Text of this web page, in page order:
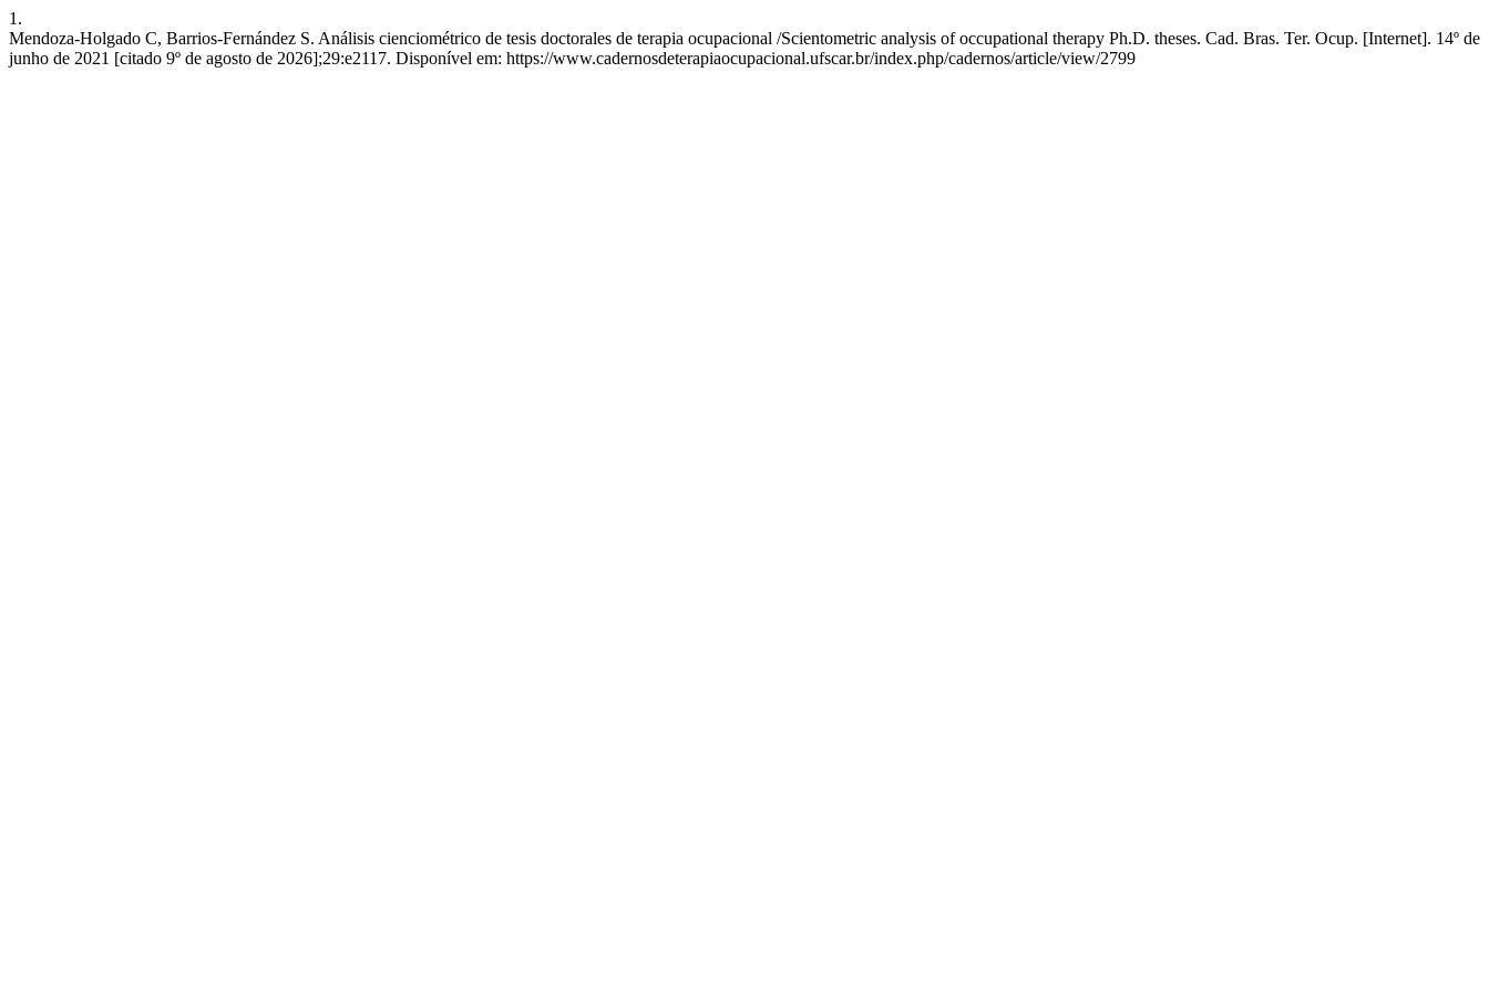
1.
Mendoza-Holgado C, Barrios-Fernández S. Análisis cienciométrico de tesis doctorales de terapia ocupacional /Scientometric analysis of occupational therapy Ph.D. theses. Cad. Bras. Ter. Ocup. [Internet]. 14º de
junho de 2021 [citado 9º de agosto de 2026];29:e2117. Disponível em: https://www.cadernosdeterapiaocupacional.ufscar.br/index.php/cadernos/article/view/2799